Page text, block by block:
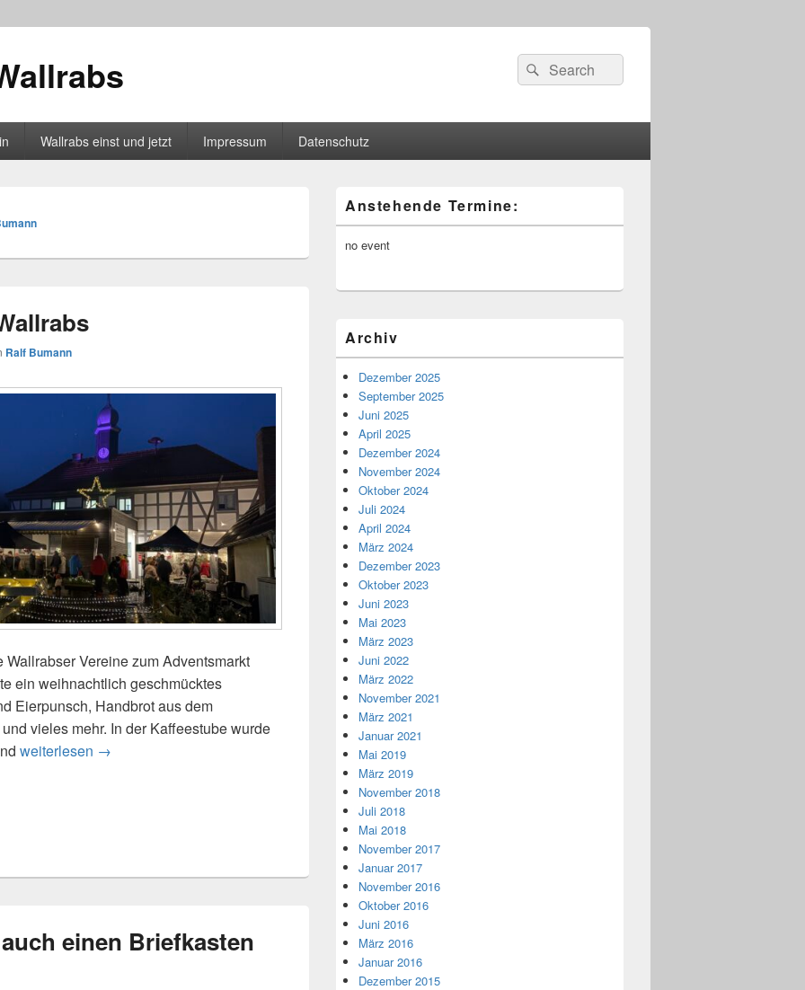
Search
for:
Suche
Wallrabs einst und jetzt Impressum Datenschutz
Ralf Bumann
Vereine zum Adventsmarkt
ein weihnachtlich geschmücktes
Eierpunsch, Handbrot aus dem
vieles mehr. In der Kaffeestube wurde
weiterlesen Adventsmarkt in Wallrabs
→
einen Briefkasten
Seitenleisten
Widget-
Bereich
Anstehende Termine:
no event
Archiv
Dezember 2025
September 2025
Juni 2025
April 2025
Dezember 2024
November 2024
Oktober 2024
Juli 2024
April 2024
März 2024
Dezember 2023
Oktober 2023
Juni 2023
Mai 2023
März 2023
Juni 2022
März 2022
November 2021
März 2021
Januar 2021
Mai 2019
März 2019
November 2018
Juli 2018
Mai 2018
November 2017
Januar 2017
November 2016
Oktober 2016
Juni 2016
März 2016
Januar 2016
Dezember 2015